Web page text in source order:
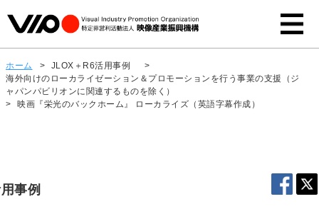
ホーム > JLOX＋R6活用事例
>
海外向けのローカライゼーション＆プロモーションを行う事業の支援（ジ
ャパンパビリオンに関連するものを除く）
>
映画『栄光のバックホーム』 ローカライズ（英語字幕作成）
事例